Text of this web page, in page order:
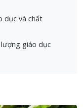
dục và chất
lượng giáo dục